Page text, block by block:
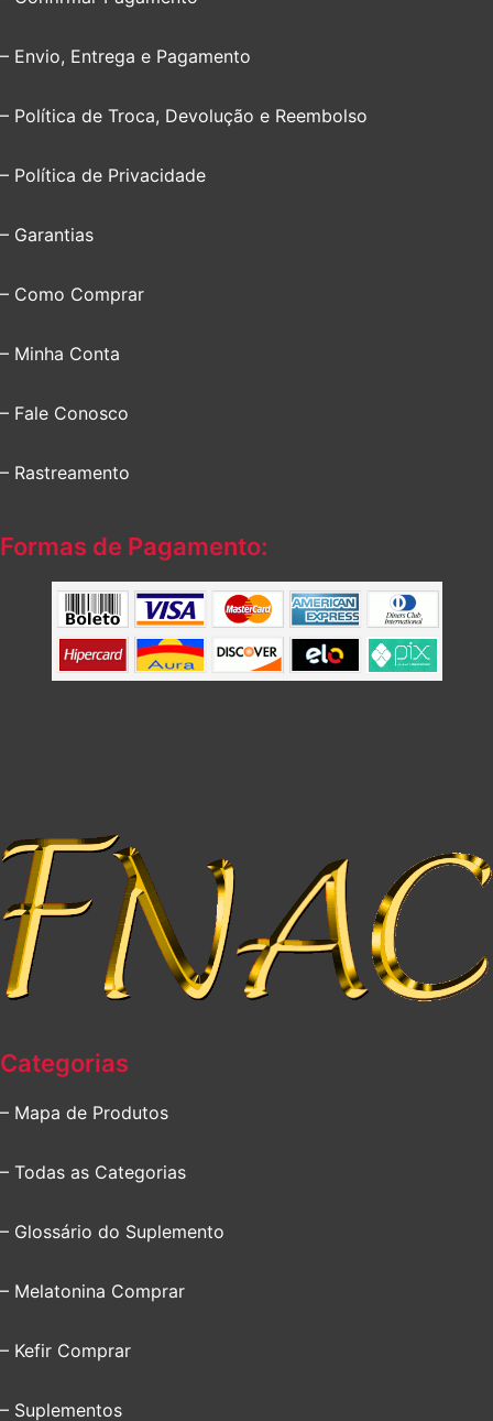
– Envio, Entrega e Pagamento
– Política de Troca, Devolução e Reembolso
– Política de Privacidade
– Garantias
– Como Comprar
– Minha Conta
– Fale Conosco
– Rastreamento
Formas de Pagamento:
Categorias
– Mapa de Produtos
– Todas as Categorias
– Glossário do Suplemento
– Melatonina Comprar
– Kefir Comprar
– Suplementos